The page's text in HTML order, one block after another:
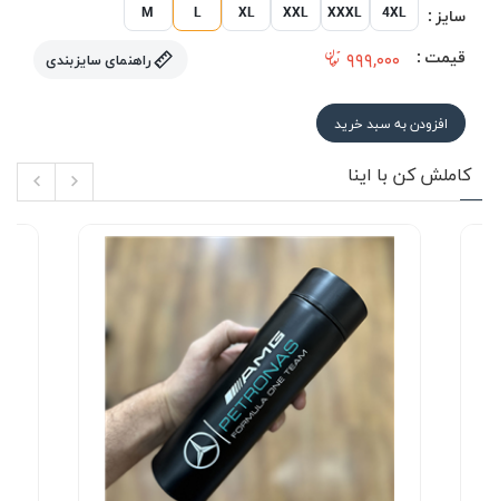
سایز : M L XL XXL XXXL 4XL
قیمت : ۹۹۹,۰۰۰ راهنمای سایزبندی
افزودن به سبد خرید
کاملش کن با اینا